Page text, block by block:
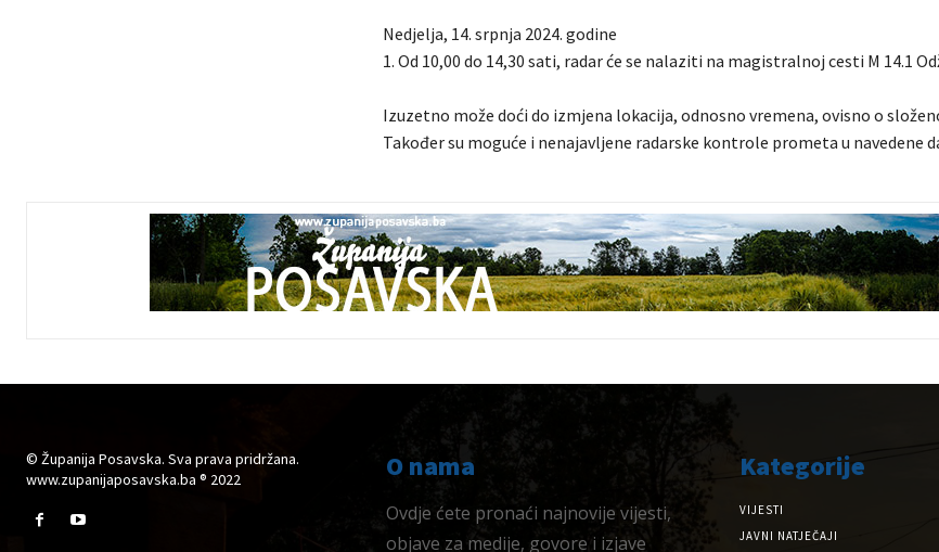
Nedjelja, 14. srpnja 2024. godine
1. Od 10,00 do 14,30 sati, radar će se nalaziti na magistralnoj cesti M 14.1
Izuzetno može doći do izmjena lokacija, odnosno vremena, ovisno o
Također su moguće i nenajavljene radarske kontrole prometa u navedene
© Županija Posavska. Sva prava pridržana.
www.zupanijaposavska.ba ® 2022
O nama
Ovdje ćete pronaći najnovije vijesti,
objave za medije, govore i izjave
Kategorije
VIJESTI
JAVNI NATJEČAJI